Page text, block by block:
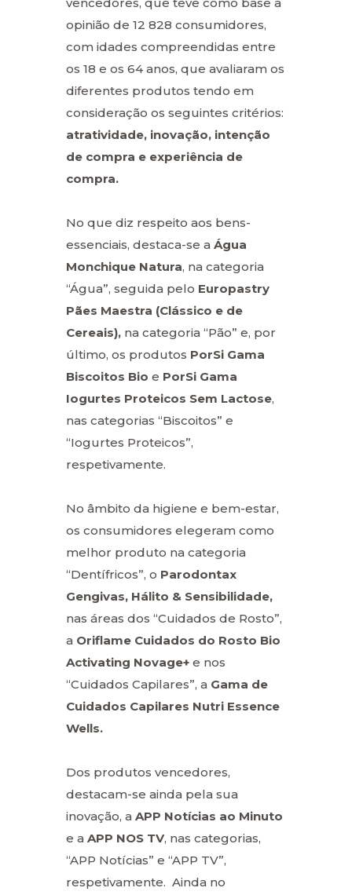
opinião de 12 828 consumidores,
com idades compreendidas entre
os 18 e os 64 anos, que avaliaram os
diferentes produtos tendo em
consideração os seguintes critérios:
atratividade, inovação, intenção
de compra e experiência de
compra.
No que diz respeito aos bens-
essenciais, destaca-se a Água
Monchique Natura, na categoria
“Água”, seguida pelo Europastry
Pães Maestra (Clássico e de
Cereais), na categoria “Pão” e, por
último, os produtos PorSi Gama
Biscoitos Bio e PorSi Gama
Iogurtes Proteicos Sem Lactose,
nas categorias “Biscoitos” e
“Iogurtes Proteicos”,
respetivamente.
No âmbito da higiene e bem-estar,
os consumidores elegeram como
melhor produto na categoria
“Dentífricos”, o Parodontax
Gengivas, Hálito & Sensibilidade,
nas áreas dos “Cuidados de Rosto”,
a Oriflame Cuidados do Rosto Bio
Activating Novage+ e nos
“Cuidados Capilares”, a Gama de
Cuidados Capilares Nutri Essence
Wells.
Dos produtos vencedores,
destacam-se ainda pela sua
inovação, a APP Notícias ao Minuto
e a APP NOS TV, nas categorias,
“APP Notícias” e “APP TV”,
respetivamente. Ainda no